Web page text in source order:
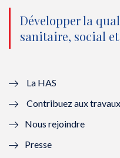
o
u
l
l
e
Développer la
sanitaire, social
La HAS
Contribuez aux travaux
Nous rejoindre
Presse